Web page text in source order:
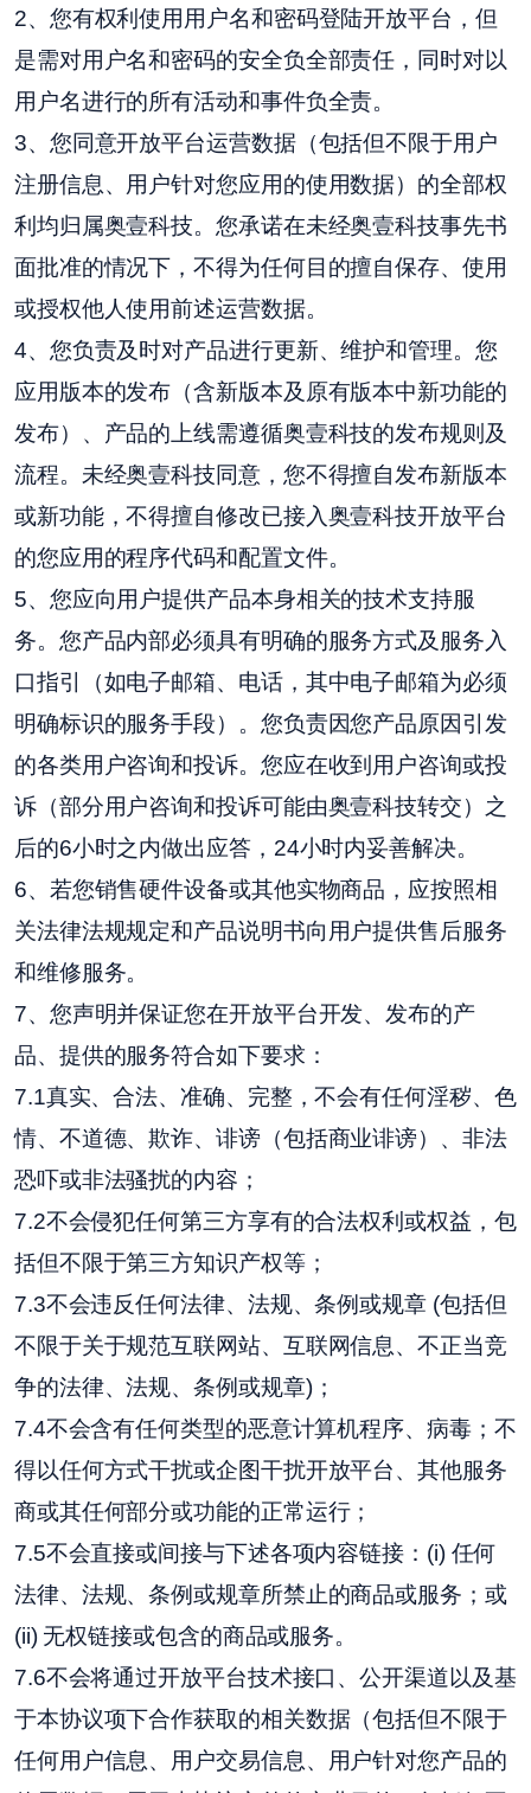
2、您有权利使用用户名和密码登陆开放平台，但
是需对用户名和密码的安全负全部责任，同时对以
用户名进行的所有活动和事件负全责。
3、您同意开放平台运营数据（包括但不限于用户
注册信息、用户针对您应用的使用数据）的全部权
利均归属奥壹科技。您承诺在未经奥壹科技事先书
面批准的情况下，不得为任何目的擅自保存、使用
或授权他人使用前述运营数据。
4、您负责及时对产品进行更新、维护和管理。您
应用版本的发布（含新版本及原有版本中新功能的
发布）、产品的上线需遵循奥壹科技的发布规则及
流程。未经奥壹科技同意，您不得擅自发布新版本
或新功能，不得擅自修改已接入奥壹科技开放平台
的您应用的程序代码和配置文件。
5、您应向用户提供产品本身相关的技术支持服
务。您产品内部必须具有明确的服务方式及服务入
口指引（如电子邮箱、电话，其中电子邮箱为必须
明确标识的服务手段）。您负责因您产品原因引发
的各类用户咨询和投诉。您应在收到用户咨询或投
诉（部分用户咨询和投诉可能由奥壹科技转交）之
后的6小时之内做出应答，24小时内妥善解决。
6、若您销售硬件设备或其他实物商品，应按照相
关法律法规规定和产品说明书向用户提供售后服务
和维修服务。
7、您声明并保证您在开放平台开发、发布的产
品、提供的服务符合如下要求：
7.1真实、合法、准确、完整，不会有任何淫秽、色
情、不道德、欺诈、诽谤（包括商业诽谤）、非法
恐吓或非法骚扰的内容；
7.2不会侵犯任何第三方享有的合法权利或权益，包
括但不限于第三方知识产权等；
7.3不会违反任何法律、法规、条例或规章 (包括但
不限于关于规范互联网站、互联网信息、不正当竞
争的法律、法规、条例或规章)；
7.4不会含有任何类型的恶意计算机程序、病毒；不
得以任何方式干扰或企图干扰开放平台、其他服务
商或其任何部分或功能的正常运行；
7.5不会直接或间接与下述各项内容链接：(i) 任何
法律、法规、条例或规章所禁止的商品或服务；或
(ii) 无权链接或包含的商品或服务。
7.6不会将通过开放平台技术接口、公开渠道以及基
于本协议项下合作获取的相关数据（包括但不限于
任何用户信息、用户交易信息、用户针对您产品的